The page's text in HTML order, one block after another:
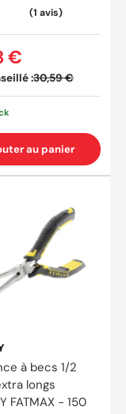
:30,59 €
€
au panier
à becs 1/2
longs
FATMAX - 150